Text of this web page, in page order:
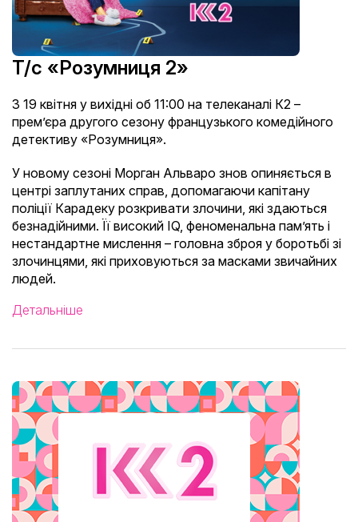
Т/с «Розумниця 2»
З 19 квітня у вихідні об 11:00 на телеканалі К2 –
прем’єра другого сезону французького комедійного
детективу «Розумниця».
У новому сезоні Морган Альваро знов опиняється в
центрі заплутаних справ, допомагаючи капітану
поліції Карадеку розкривати злочини, які здаються
безнадійними. Її високий IQ, феноменальна пам’ять і
нестандартне мислення – головна зброя у боротьбі зі
злочинцями, які приховуються за масками звичайних
людей.
Детальніше